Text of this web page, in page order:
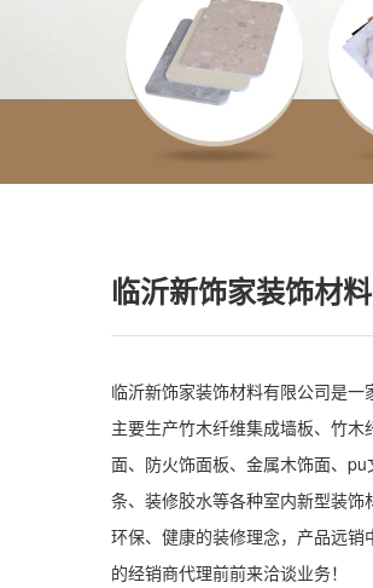
临沂新饰家装饰材
临沂新饰家装饰材料有限公司是
主要生产竹木纤维集成墙板、竹
面、防火饰面板、金属木饰面、
条、装修胶水等各种室内新型装饰
环保、健康的装修理念，产品远
的经销商代理前前来洽谈业务！